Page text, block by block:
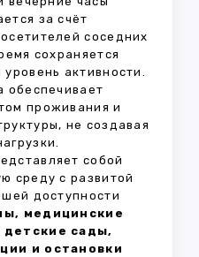
за счёт
соседних
сохраняется
активности.
обеспечивает
проживания и
не создавая
собой
среду с развитой
доступности
медицинские
сады,
и остановки